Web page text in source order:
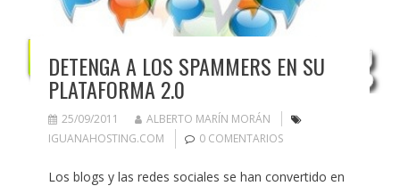
DETENGA A LOS SPAMMERS EN SU
PLATAFORMA 2.0
25/09/2011
ALBERTO MARÍN MORÁN
IGUANAHOSTING.COM
0 COMENTARIOS
Los blogs y las redes sociales se han convertido en